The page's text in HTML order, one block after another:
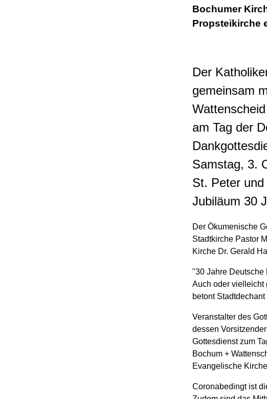
Bochumer
Propsteikirche
Der
gemeinsam
am Tag der
Samstag, 3.
St. Peter
Jubiläum 30
Der Ökumenische
Stadtkirche Pastor
Kirche Dr. Gerald
"30 Jahre Deutsche
Auch oder vielleicht
betont Stadtdechant
Veranstalter des
dessen
Gottesdienst zum
Bochum +
Evangelische
Coronabedingt ist